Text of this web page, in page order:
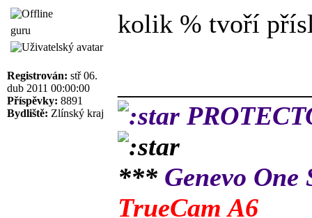
guru
Registrován: stř 06.
dub 2011 00:00:00
Příspěvky: 8891
Bydliště: Zlínský kraj
kolik % tvoří
*** Genevo One
TrueCam A6